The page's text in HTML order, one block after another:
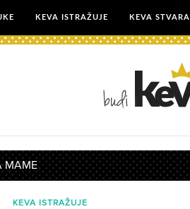
KEVA ISTRAŽUJE KEVA STVARA
MAME
KEVA ISTRAŽUJE